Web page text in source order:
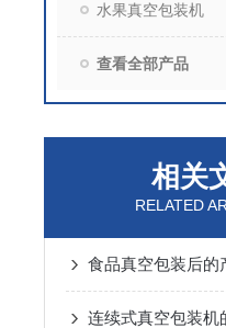
水果真空包装机
查看全部产品
相关
RELATED
食品真空包装后的
连续式真空包装机